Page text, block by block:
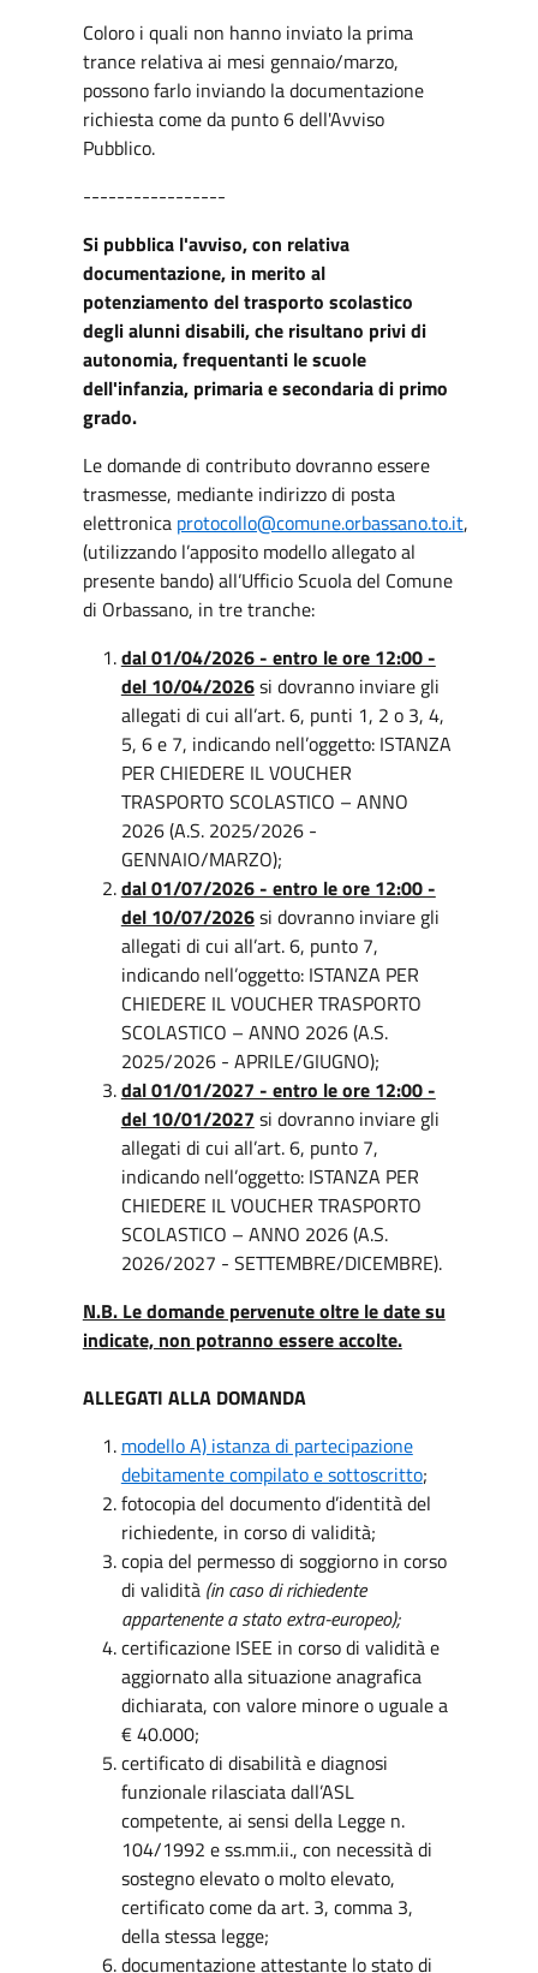
Coloro i quali non hanno inviato la prima
trance relativa ai mesi gennaio/marzo,
possono farlo inviando la documentazione
richiesta come da punto 6 dell'Avviso
Pubblico.
-----------------
Si pubblica l'avviso, con relativa
documentazione, in merito al
potenziamento del trasporto scolastico
degli alunni disabili, che risultano privi di
autonomia, frequentanti le scuole
dell'infanzia, primaria e secondaria di primo
grado.
Le domande di contributo dovranno essere
trasmesse, mediante indirizzo di posta
elettronica protocollo@comune.orbassano.to.it,
(utilizzando l’apposito modello allegato al
presente bando) all’Ufficio Scuola del Comune
di Orbassano, in tre tranche:
dal 01/04/2026 - entro le ore 12:00 -
del 10/04/2026si dovranno inviare gli
allegati di cui all’art. 6, punti 1, 2 o 3, 4,
5, 6 e 7, indicando nell’oggetto: ISTANZA
PER CHIEDERE IL VOUCHER
TRASPORTO SCOLASTICO – ANNO
2026 (A.S. 2025/2026 -
GENNAIO/MARZO);
dal 01/07/2026 - entro le ore 12:00 -
del 10/07/2026si dovranno inviare gli
allegati di cui all’art. 6, punto 7,
indicando nell’oggetto: ISTANZA PER
CHIEDERE IL VOUCHER TRASPORTO
SCOLASTICO – ANNO 2026 (A.S.
2025/2026 - APRILE/GIUGNO);
dal 01/01/2027 - entro le ore 12:00 -
del 10/01/2027 si dovranno inviare gli
allegati di cui all’art. 6, punto 7,
indicando nell’oggetto: ISTANZA PER
CHIEDERE IL VOUCHER TRASPORTO
SCOLASTICO – ANNO 2026 (A.S.
2026/2027 - SETTEMBRE/DICEMBRE).
N.B. Le domande pervenute oltre le date su
indicate, non potranno essere accolte.
ALLEGATI ALLA DOMANDA
modello A) istanza di partecipazione
debitamente compilato e sottoscritto;
fotocopia del documento d’identità del
richiedente, in corso di validità;
copia del permesso di soggiorno in corso
di validità (in caso di richiedente
appartenente a stato extra-europeo);
certificazione ISEE in corso di validità e
aggiornato alla situazione anagrafica
dichiarata, con valore minore o uguale a
€ 40.000;
certificato di disabilità e diagnosi
funzionale rilasciata dall’ASL
competente, ai sensi della Legge n.
104/1992 e ss.mm.ii., con necessità di
sostegno elevato o molto elevato,
certificato come da art. 3, comma 3,
della stessa legge;
documentazione attestante lo stato di